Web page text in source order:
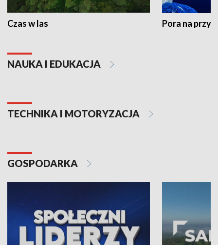
Czas w las Pora na
NAUKA I EDUKACJA
TECHNIKA I MOTORYZACJA
GOSPODARKA